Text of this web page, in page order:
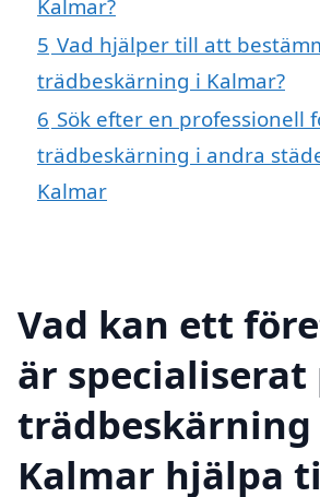
Kalmar?
5 Vad hjälper till att
trädbeskärning i Kalmar?
6 Sök efter en professionell
trädbeskärning i andra
Kalmar
Vad kan ett
är specialiserat
trädbeskärning
Kalmar hjälpa